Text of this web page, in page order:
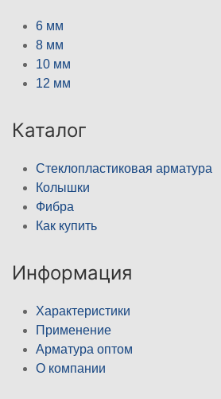
6 мм
8 мм
10 мм
12 мм
Каталог
Стеклопластиковая арматура
Колышки
Фибра
Как купить
Информация
Характеристики
Применение
Арматура оптом
О компании